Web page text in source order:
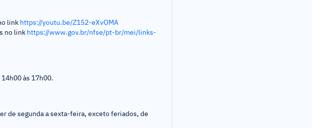
link https://youtu.be/Z152-eXvOMA
no link https://www.gov.br/nfse/pt-br/mei/links-
às 17h00.
de segunda a sexta-feira, exceto feriados, de